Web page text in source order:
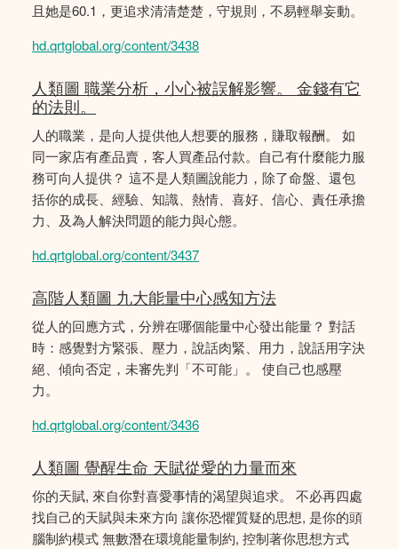
且她是60.1，更追求清清楚楚，守規則，不易輕舉妄動。
hd.qrtglobal.org/content/3438
人類圖 職業分析，小心被誤解影響。 金錢有它
的法則。
人的職業，是向人提供他人想要的服務，賺取報酬。 如
同一家店有產品賣，客人買產品付款。自己有什麼能力服
務可向人提供？ 這不是人類圖說能力，除了命盤、還包
括你的成長、經驗、知識、熱情、喜好、信心、責任承擔
力、及為人解決問題的能力與心態。
hd.qrtglobal.org/content/3437
高階人類圖 九大能量中心感知方法
從人的回應方式，分辨在哪個能量中心發出能量？ 對話
時：感覺對方緊張、壓力，說話肉緊、用力，說話用字決
絕、傾向否定，未審先判「不可能」。 使自己也感壓
力。
hd.qrtglobal.org/content/3436
人類圖 覺醒生命 天賦從愛的力量而來
你的天賦, 來自你對喜愛事情的渴望與追求。 不必再四處
找自己的天賦與未來方向 讓你恐懼質疑的思想, 是你的頭
腦制約模式 無數潛在環境能量制約, 控制著你思想方式